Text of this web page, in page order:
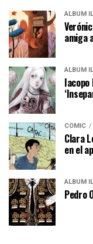
ÁLBUM
amiga
ÁLBUM
Iacopo
CÓMIC
Clara
en el
ÁLBUM
Pedro